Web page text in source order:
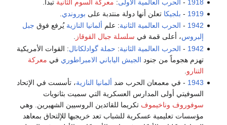
1918
- الحرب العالمية الأولى: معركة السوم الثانية تبدأ.
1919
- بلجيكا تعلن أنها دولة منتدبة على بوروندي
1942
- الحرب العالمية الثانية: علم ألمانيا النازية يُرفع فوق جبل
إلبروس، أعلى قمة في سلسلة جبال القوقاز .
1942
- الحرب العالمية الثانية: حملة گوادلكانال: القوات الأمريكية
تهزم هجوماً من جنود الجيش الياباني الامبراطوري في معركة
التنارو
1943 - في معمعان الحرب ضد ألمانيا النازية، تأسست في الإتحاد
السوفيتي أولى المدارس العسكرية التي سميت بثانويات
سوفوروف وناخيموف تكريما للقائدين الروسيين الشهيرين. وهي
مؤسسات تعليمية عسكرية للشباب تعد خريجيها للإلتحاق بمعاهد